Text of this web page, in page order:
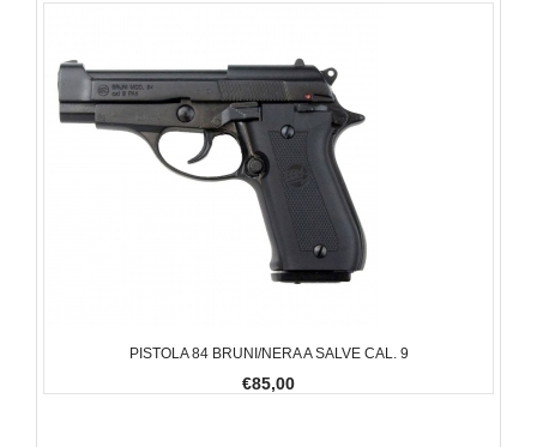
PISTOLA 84 BRUNI/NERA A SALVE CAL. 9
€85,00